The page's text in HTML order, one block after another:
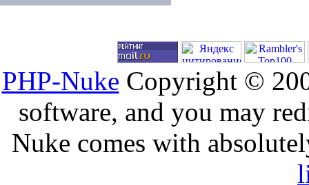
PHP-Nuke Copyright ©
software, and you may
Nuke comes with